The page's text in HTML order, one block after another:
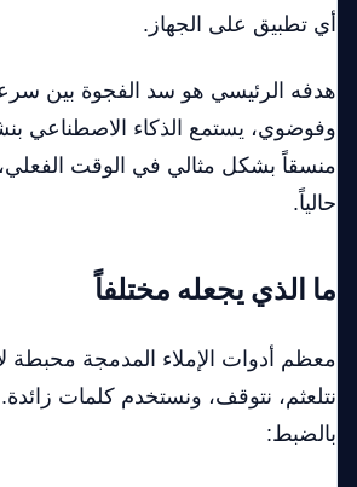
أي تطبيق على الجهاز.
هدفه الرئيسي هو سد الفجوة بين سرعة
وفوضوي، يستمع الذكاء الاصطناعي
منسقاً بشكل مثالي في الوقت
حالياً.
ما الذي يجعله مختلفاً
معظم أدوات الإملاء المدمجة محبطة
نتلعثم، نتوقف، ونستخدم كلمات
بالضبط: